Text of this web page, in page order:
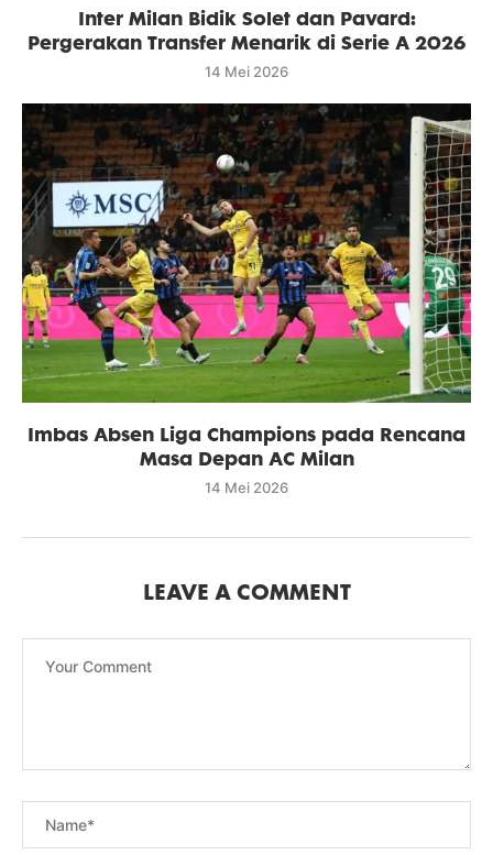
Inter Milan Bidik Solet dan Pavard:
Pergerakan Transfer Menarik di Serie A 2026
14 Mei 2026
Imbas Absen Liga Champions pada Rencana
Masa Depan AC Milan
14 Mei 2026
LEAVE A COMMENT